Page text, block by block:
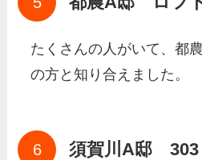
たくさんの人がいて、都
の方と知り合えました。
須賀川A邸 303